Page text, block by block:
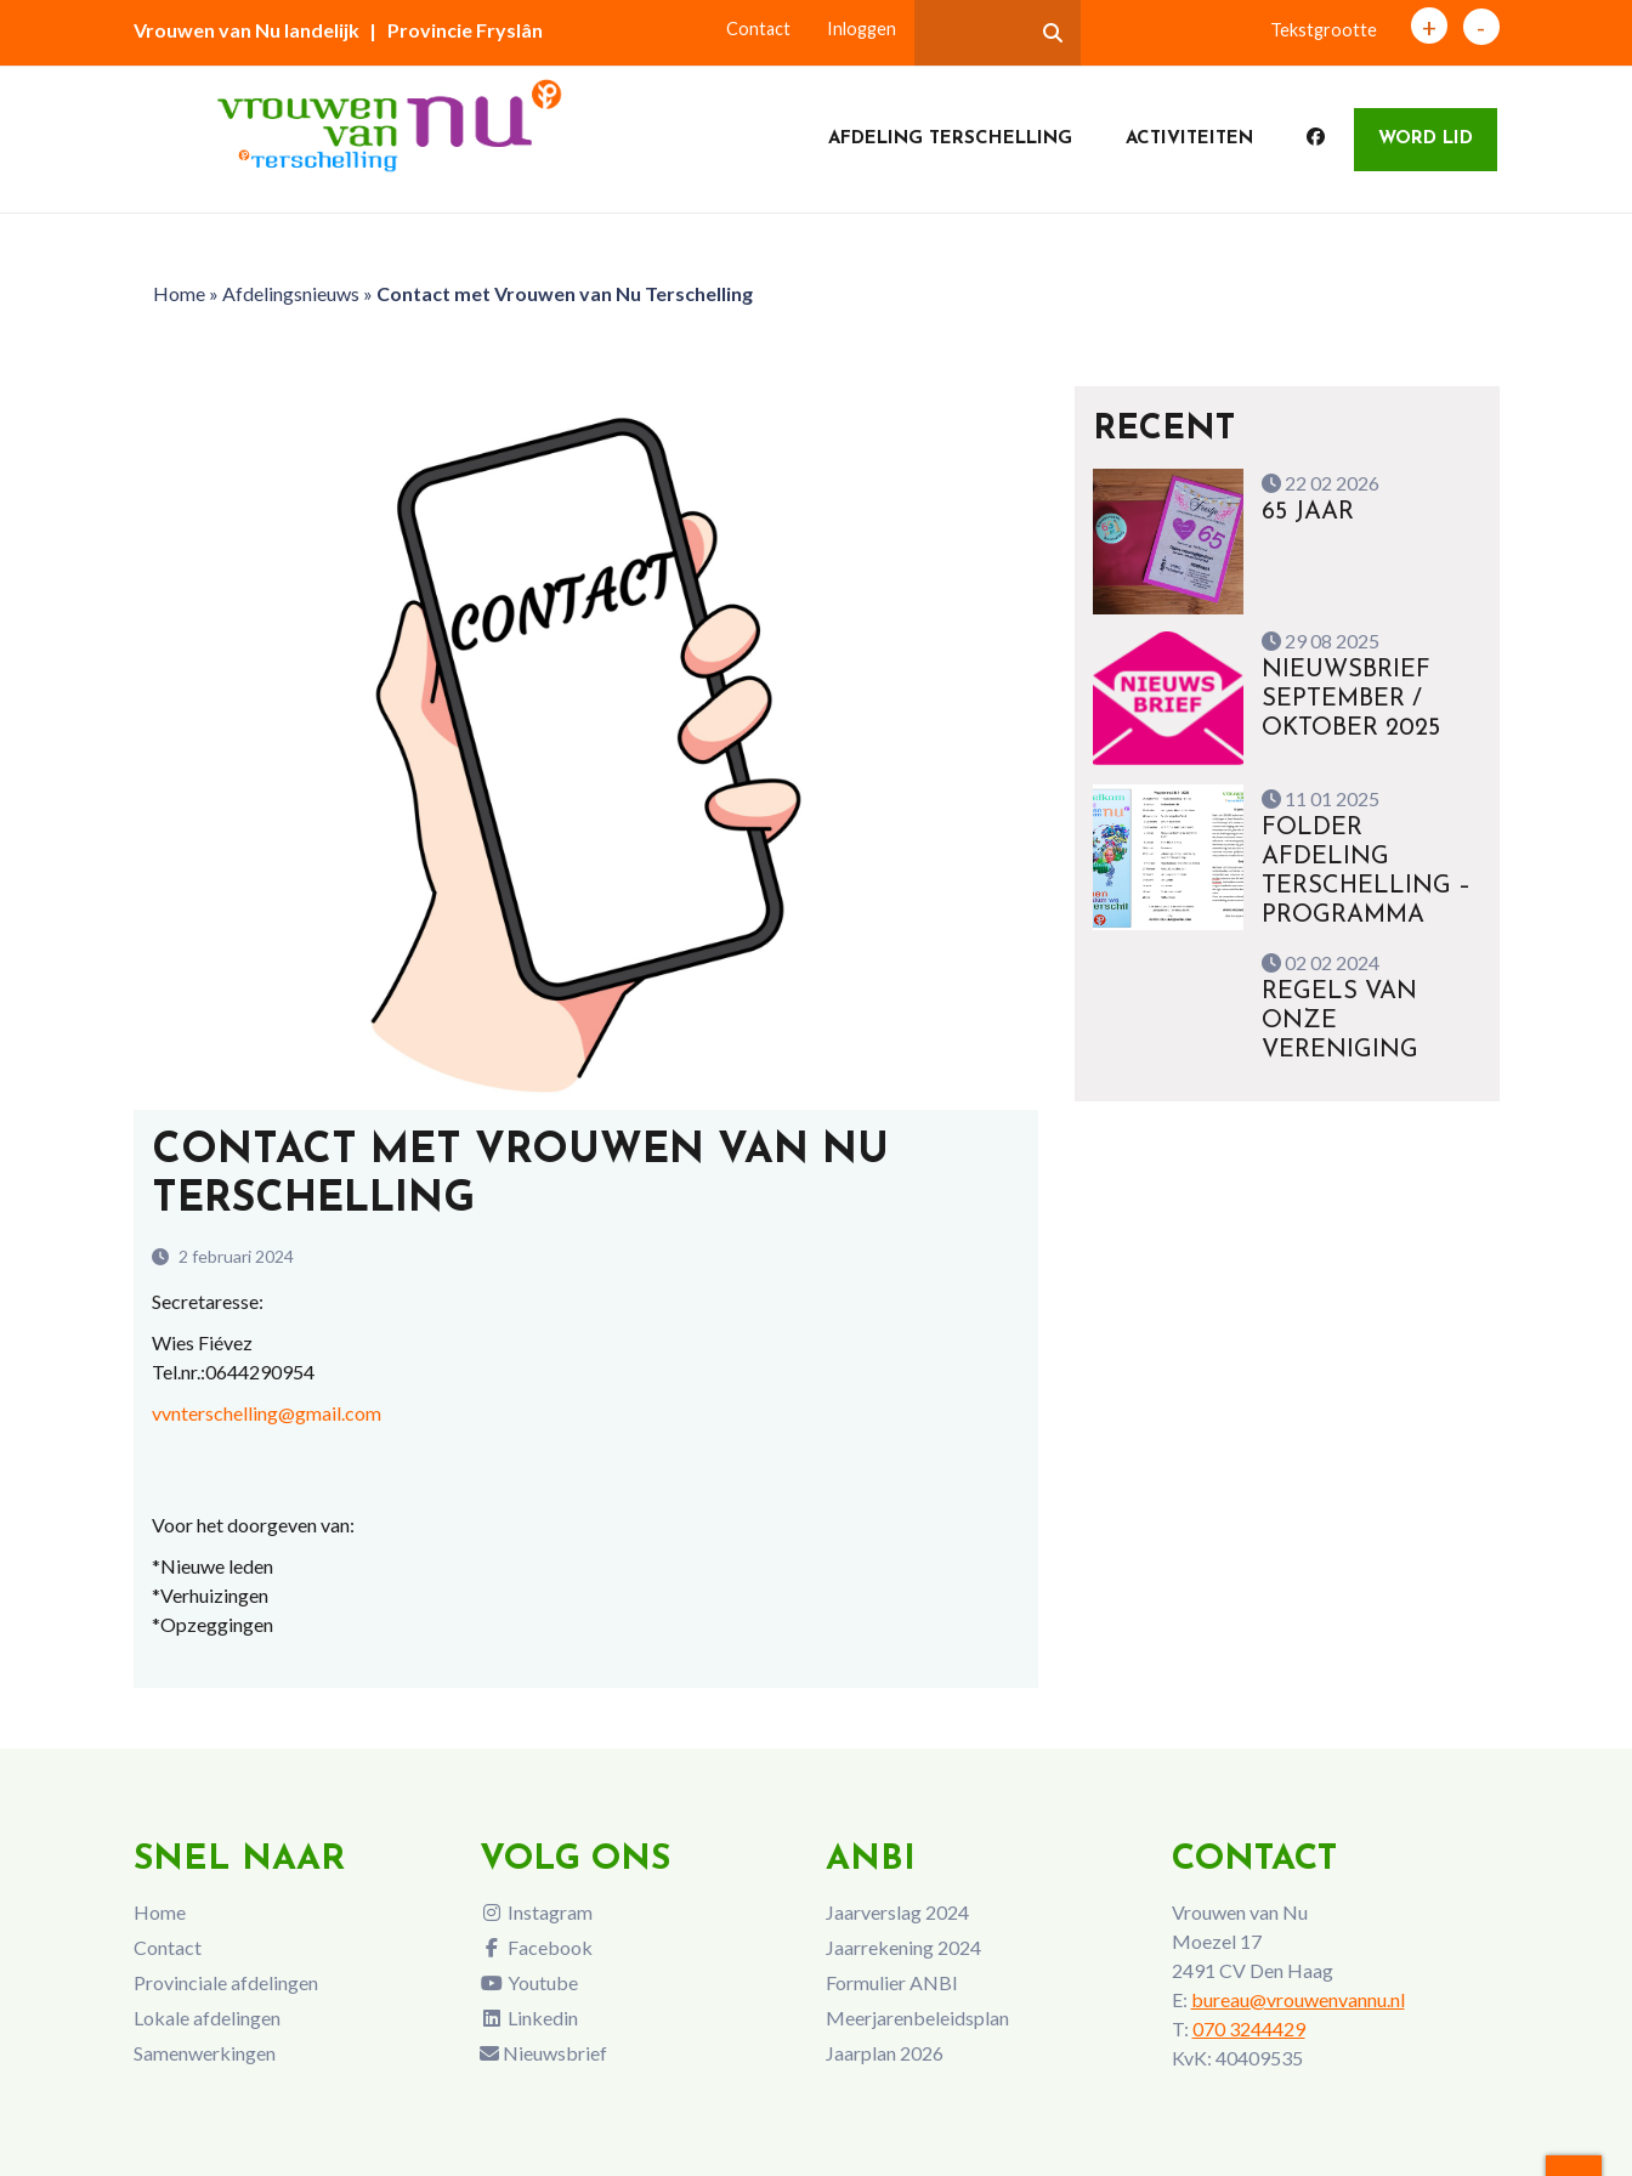
Vrouwen van Nu landelijk | Provincie Fryslân Contact Inloggen Tekstgrootte + -
AFDELING TERSCHELLING ACTIVITEITEN WORD LID
Home» Afdelingsnieuws » Contact met Vrouwen van Nu Terschelling
CONTACT MET VROUWEN VAN NU
TERSCHELLING
2 februari 2024
Secretaresse:
Wies Fiévez
Tel.nr.:0644290954
vvnterschelling@gmail.com
Voor het doorgeven van:
*Nieuwe leden
*Verhuizingen
*Opzeggingen
RECENT
22 02 2026
65 JAAR
29 08 2025
NIEUWSBRIEF
SEPTEMBER /
OKTOBER 2025
11 01 2025
FOLDER
AFDELING
TERSCHELLING –
PROGRAMMA
02 02 2024
REGELS VAN
ONZE
VERENIGING
SNEL NAAR
Home
Contact
Provinciale afdelingen
Lokale afdelingen
Samenwerkingen
VOLG ONS
Instagram
Facebook
Youtube
Linkedin
Nieuwsbrief
ANBI
Jaarverslag 2024
Jaarrekening 2024
Formulier ANBI
Meerjarenbeleidsplan
Jaarplan 2026
CONTACT
Vrouwen van Nu
Moezel 17
2491 CV Den Haag
E: bureau@vrouwenvannu.nl
T: 070 3244429
KvK: 40409535